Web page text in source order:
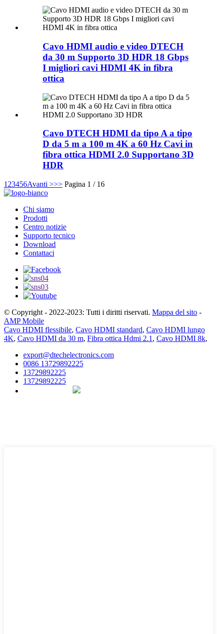
Cavo HDMI audio e video DTECH
da 30 m Supporto 3D HDR 18 Gbps
I migliori cavi HDMI 4K in fibra
ottica
Cavo DTECH HDMI da tipo A a tipo
D da 5 m a 100 m 4K a 60 Hz Cavi in
​​fibra ottica HDMI 2.0 Supportano 3D
HDR
1 23456Avanti >>> Pagina 1 / 16
Chi siamo
Prodotti
Centro notizie
Supporto tecnico
Download
Contattaci
© Copyright - 2022-2023: Tutti i diritti riservati. Mappa del sito -
AMP Mobile
Cavo HDMI flessibile, Cavo HDMI standard, Cavo HDMI lungo
4K, Cavo HDMI da 30 m, Fibra ottica Hdmi 2.1 , Cavo HDMI 8k,
export@dtechelectronics.com
0086 13729892225
13729892225
13729892225